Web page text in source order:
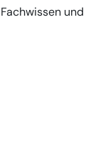
und